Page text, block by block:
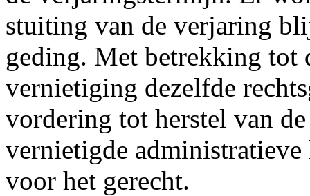
stuiting van de verjaring
geding. Met betrekking tot
vernietiging dezelfde
vordering tot herstel van
vernietigde
voor het gerecht.